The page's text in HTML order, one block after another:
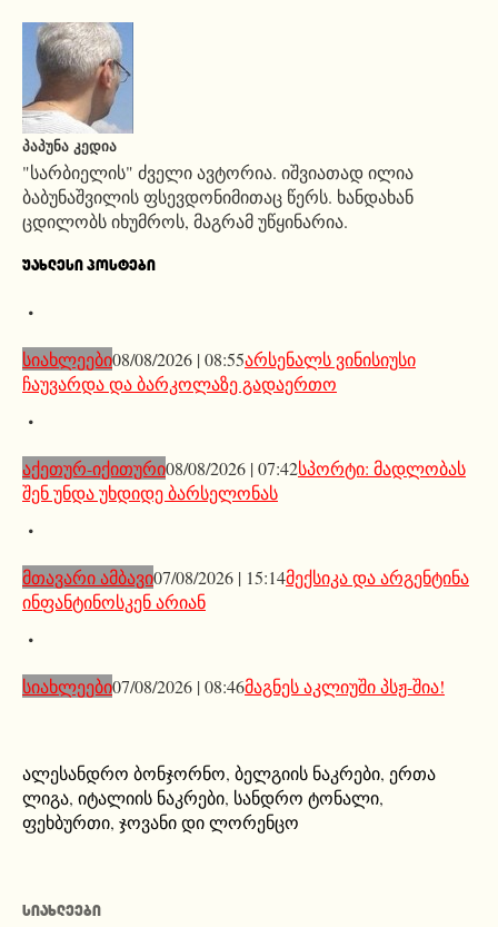
ᲞᲐᲞᲣᲜᲐ ᲙᲔᲓᲘᲐ
"სარბიელის" ძველი ავტორია. იშვიათად ილია
ბაბუნაშვილის ფსევდონიმითაც წერს. ხანდახან
ცდილობს იხუმროს, მაგრამ უწყინარია.
ᲣᲐᲮᲚᲔᲡᲘ ᲞᲝᲡᲢᲔᲑᲘ
სიახლეები08/08/2026 | 08:55არსენალს ვინისიუსი
ჩაუვარდა და ბარკოლაზე გადაერთო
აქეთურ-იქითური08/08/2026 | 07:42სპორტი: მადლობას
შენ უნდა უხდიდე ბარსელონას
მთავარი ამბავი07/08/2026 | 15:14მექსიკა და არგენტინა
ინფანტინოსკენ არიან
სიახლეები07/08/2026 | 08:46მაგნეს აკლიუში პსჟ-შია!
ალესანდრო ბონჯორნო, ბელგიის ნაკრები, ერთა
ლიგა, იტალიის ნაკრები, სანდრო ტონალი,
ფეხბურთი, ჯოვანი დი ლორენცო
ᲡᲘᲐᲮᲚᲔᲔᲑᲘ